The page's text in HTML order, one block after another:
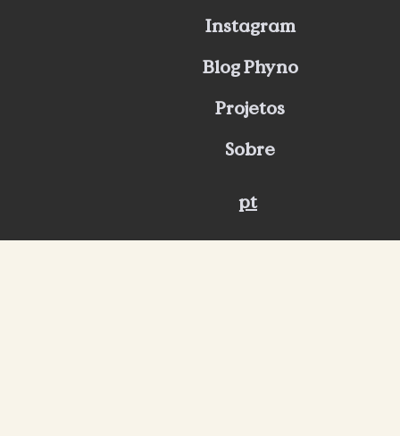
Instagram
Blog Phyno
Projetos
Sobre
pt